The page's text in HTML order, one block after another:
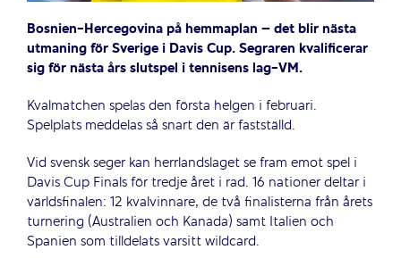
Bosnien-Hercegovina på hemmaplan – det blir nästa
utmaning för Sverige i Davis Cup. Segraren kvalificerar
sig för nästa års slutspel i tennisens lag-VM.
Kvalmatchen spelas den första helgen i februari.
Spelplats meddelas så snart den är fastställd.
Vid svensk seger kan herrlandslaget se fram emot spel i
Davis Cup Finals för tredje året i rad. 16 nationer deltar i
världsfinalen: 12 kvalvinnare, de två finalisterna från årets
turnering (Australien och Kanada) samt Italien och
Spanien som tilldelats varsitt wildcard.